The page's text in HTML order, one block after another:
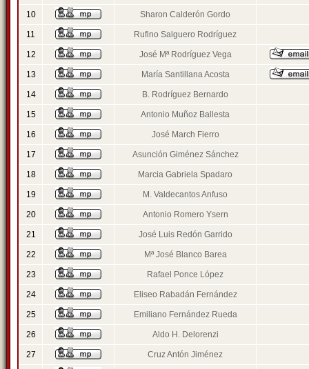
10 Sharon Calderón Gordo
11 Rufino Salguero Rodríguez
12 José Mª Rodríguez Vega
13 María Santillana Acosta
14 B. Rodríguez Bernardo
15 Antonio Muñoz Ballesta
16 José March Fierro
17 Asunción Giménez Sánchez
18 Marcia Gabriela Spadaro
19 M. Valdecantos Anfuso
20 Antonio Romero Ysern
21 José Luis Redón Garrido
22 Mª José Blanco Barea
23 Rafael Ponce López
24 Eliseo Rabadán Fernández
25 Emiliano Fernández Rueda
26 Aldo H. Delorenzi
27 Cruz Antón Jiménez